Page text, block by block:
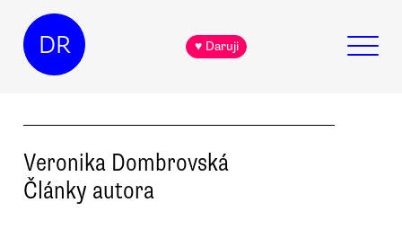
DR ♥ Daruji
Veronika Dombrovská
Články autora